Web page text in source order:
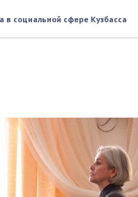
в социальной сфере Кузбасса